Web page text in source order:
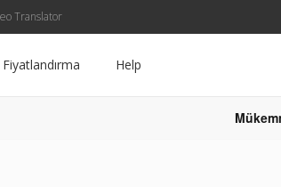
Translator
Fiyatlandırma Help